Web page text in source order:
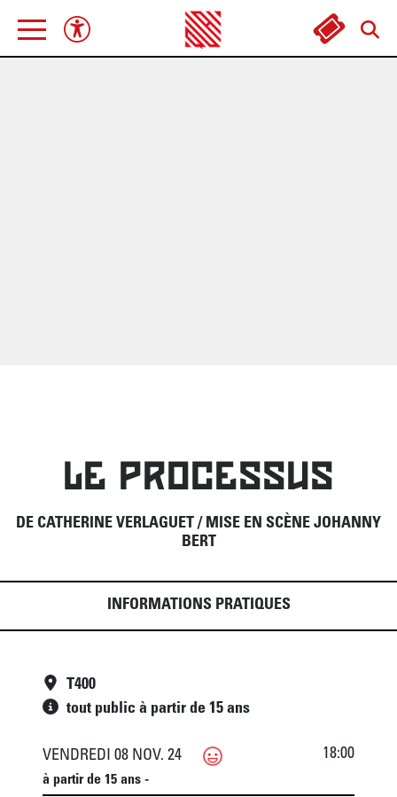
LE PROCESSUS
DE CATHERINE VERLAGUET / MISE EN SCÈNE JOHANNY
BERT
INFORMATIONS PRATIQUES
T400
tout public à partir de 15 ans
VENDREDI 08 NOV. 24 18:00
à partir de 15 ans -